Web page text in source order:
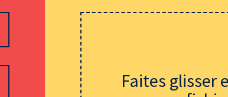
Faites glisser